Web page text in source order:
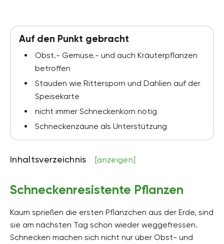
Auf den Punkt gebracht
Obst.- Gemüse.- und auch Kräuterpflanzen
betroffen
Stauden wie Rittersporn und Dahlien auf der
Speisekarte
nicht immer Schneckenkorn nötig
Schneckenzäune als Unterstützung
Inhaltsverzeichnis [anzeigen]
Schneckenresistente Pflanzen
Kaum sprießen die ersten Pflänzchen aus der Erde, sind
sie am nächsten Tag schon wieder weggefressen.
Schnecken machen sich nicht nur über Obst- und